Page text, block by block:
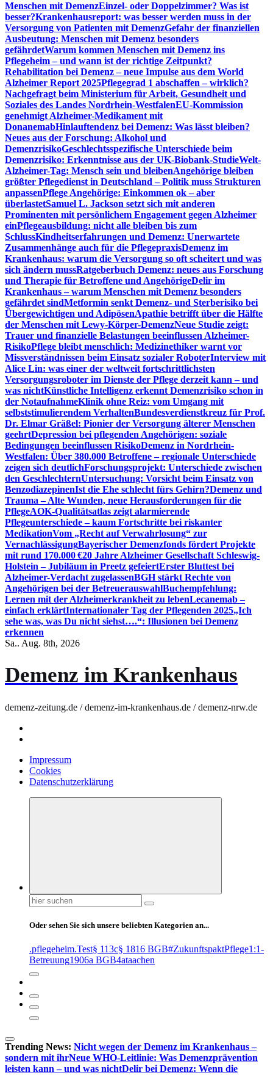
Menschen mit DemenzEinzel- oder Doppelzimmer? Was ist
besser?Krankenhausreport: was besser werden muss in der
Versorgung von Patienten mit DemenzGefahr der finanziellen
Ausbeutung: Menschen mit Demenz besonders
gefährdetWarum kommen Menschen mit Demenz ins
Pflegeheim – und wann ist der richtige Zeitpunkt?
Rehabilitation bei Demenz – neue Impulse aus dem World
Alzheimer Report 2025Pflegegrad 1 abschaffen – wirklich?
Nachgefragt beim Ministerium für Arbeit, Gesundheit und
Soziales des Landes Nordrhein-WestfalenEU-Kommission
genehmigt Alzheimer-Medikament mit
DonanemabHinlauftendenz bei Demenz: Was lässt bleiben?
Neues aus der Forschung: Alkohol und
DemenzrisikoGeschlechtsspezifische Unterschiede beim
Demenzrisiko: Erkenntnisse aus der UK-Biobank-StudieWelt-
Alzheimer-Tag: Mensch sein und bleibenAngehörige bleiben
größter Pflegedienst in Deutschland – Politik muss Strukturen
anpassenPflege Angehörige: Einkommen ok – aber
überlastetSamuel L. Jackson setzt sich mit anderen
Prominenten mit persönlichem Engagement gegen Alzheimer
einPflegeausbildung: nicht alle bleiben bis zum
SchlussKindheitserfahrungen und Demenz: Unerwartete
Zusammenhänge auch für die PflegepraxisDemenz im
Krankenhaus: warum die Versorgung so oft scheitert und was
sich ändern mussRatgeberbuch Demenz: neues aus Forschung
und Therapie für Betroffene und AngehörigeDelir im
Krankenhaus – warum Menschen mit Demenz besonders
gefährdet sindMetformin senkt Demenz- und Sterberisiko bei
Übergewichtigen und AdipösenApathie betrifft über die Hälfte
der Menschen mit Lewy-Körper-DemenzNeue Studie zeigt:
Trauer und finanzielle Belastungen beeinflussen Alzheimer-
RisikoPflege bleibt menschlich: Medizinethiker warnt vor
Missverständnissen beim Einsatz sozialer RoboterInterview mit
Alice Lin: was einer der weltweit fortschrittlichsten
Versorgungsroboter im Dienste der Pflege derzeit kann – und
was nichtKünstliche Intelligenz erkennt Demenzrisiko schon in
der NotaufnahmeKlinik ohne Reiz: vom Umgang mit
selbststimulierendem VerhaltenBundesverdienstkreuz für Prof.
Dr. Elmar Gräßel: Pionier der Versorgung älterer Menschen
geehrtDepression bei pflegenden Angehörigen: soziale
Bedingungen beeinflussen RisikoDemenz in Nordrhein-
Westfalen: Über 380.000 Betroffene – regionale Unterschiede
zeigen sich deutlichForschungsprojekt: Unterschiede zwischen
den GeschlechternUntersuchung: Vorsicht beim Einsatz von
BenzodiazepinenIst die Ehe schlecht fürs Gehirn?Demenz und
Trauma – Alte Wunden, neue Herausforderungen für die
PflegeAOK-Qualitätsatlas zeigt alarmierende
Pflegeunterschiede – kaum Fortschritte bei riskanter
MedikationVom „Recht auf Verwahrlosung“ zur
VernachlässigungBayerischer Demenzfonds fördert Projekte
mit rund 170.000 €20 Jahre Alzheimer Gesellschaft Schleswig-
Holstein – Jubiläum in Preetz gefeiertErster Bluttest bei
Alzheimer-Verdacht zugelassenBGH stärkt Rechte von
Angehörigen bei der BetreuerauswahlBuchempfehlung:
Lernen mit der Alzheimerkrankheit zu lebenLecanemab –
einfach erklärtInternationaler Tag der Pflegenden 2025„Ich
sehe was, was Du nicht siehst….“: Illusionen bei Demenz
erkennen
Sa.. Aug. 8th, 2026
Demenz im Krankenhaus
demenz-zeitung.de / demenz-im-krankenhaus.de / demenz-nrw.de
Impressum
Cookies
Datenschutzerklärung
Suchen
nach:
Oder sehen Sie sich unsere beliebten Kategorien an...
.pflegeheim.Test§ 113c§ 1816 BGB#ZukunftspaktPflege1:1-
Betreuung1906a BGB4ataachen
Trending News: Nicht wegen der Demenz im Krankenhaus –
sondern mit ihrNeue WHO-Leitlinie: Was Demenzprävention
leisten kann – und was nichtDelir bei Demenz: Wenn die